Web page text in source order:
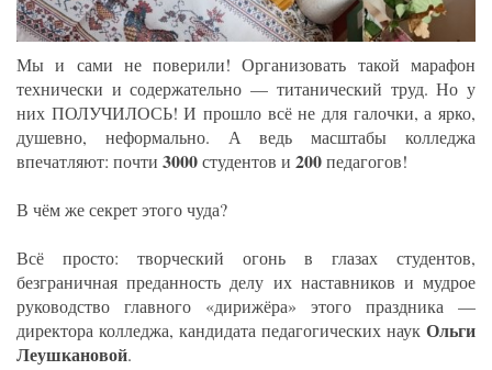
Мы и сами не поверили! Организовать такой марафон
технически и содержательно — титанический труд. Но у
них ПОЛУЧИЛОСЬ! И прошло всё не для галочки, а ярко,
душевно, неформально. А ведь масштабы колледжа
впечатляют: почти 3000студентов и 200педагогов!
В чём же секрет этого чуда?
Всё просто: творческий огонь в глазах студентов,
безграничная преданность делу их наставников и мудрое
руководство главного «дирижёра» этого праздника —
директора колледжа, кандидата педагогических наук Ольги
Леушкановой.